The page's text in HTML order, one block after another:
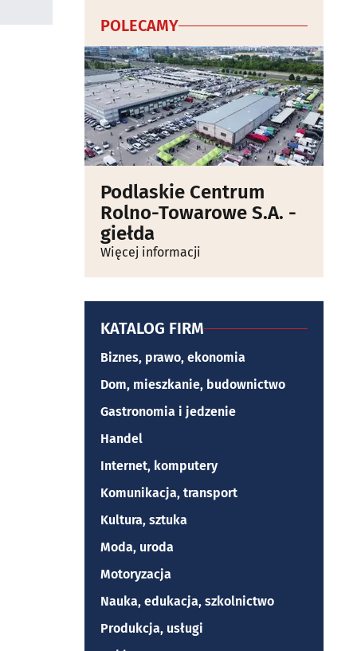
POLECAMY
Podlaskie Centrum
Rolno-Towarowe S.A. -
giełda
Więcej informacji
KATALOG FIRM
Biznes, prawo, ekonomia
Dom, mieszkanie, budownictwo
Gastronomia i jedzenie
Handel
Internet, komputery
Komunikacja, transport
Kultura, sztuka
Moda, uroda
Motoryzacja
Nauka, edukacja, szkolnictwo
Produkcja, usługi